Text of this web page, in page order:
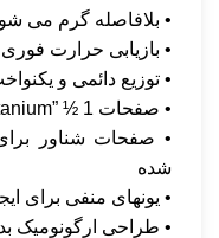
• بلافاصله گرم می
• بازیابی حرارت فوری
• توزیع دائمی و
• صفحات 1 ½ ​​”Nano Pro Silver Titanium
• صفحات شناور
شده
• یونهای منفی برای
• طراحی ارگونومیک